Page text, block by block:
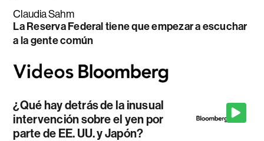
Claudia Sahm
La Reserva Federal tiene que empezar a escuchar
a la gente común
¿Qué hay detrás de la inusual
intervención sobre el yen por
parte de EE. UU. y Japón?